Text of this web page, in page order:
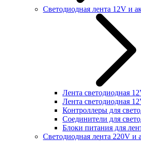
Светодиодная лента 12V и
Лента светодиодная
Лента светодиодная
Контроллеры для
Соединители для
Блоки питания для
Светодиодная лента 220V и